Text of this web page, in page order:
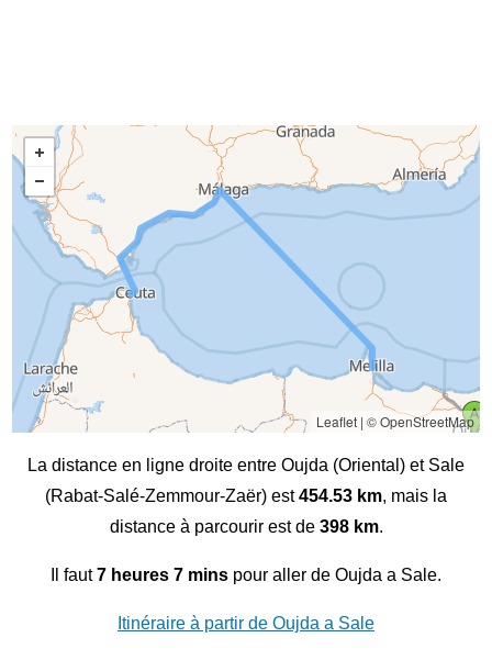
Leaflet| © OpenStreetMap
La distance en ligne droite entre Oujda (Oriental) et Sale
(Rabat-Salé-Zemmour-Zaër) est454.53 km, mais la
distance à parcourir est de 398 km.
Il faut7 heures 7 mins pour aller de Oujda a Sale.
Itinéraire à partir de Oujda a Sale